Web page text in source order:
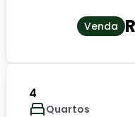
Venda
4
Quartos